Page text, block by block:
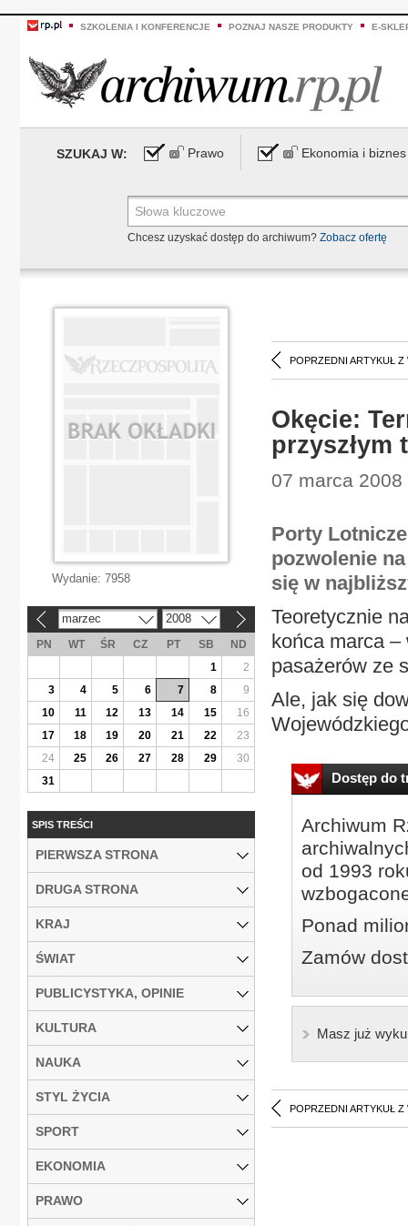
SZKOLENIA I KONFERENCJE POZNAJ NASZE PRODUKTY E-
SZUKAJ W: Prawo Ekonomia i biznes
Chcesz uzyskać dostęp do archiwum? Zobacz ofertę
POPRZEDNI ARTYKUŁ Z
Okęcie:
przyszłym
07 marca
Porty
pozwolenie
się w
Teoretycznie
końca marca –
pasażerów ze
Ale, jak się
Dostęp do
Archiwum
od 1993
Ponad
Zamów
Masz już
POPRZEDNI ARTYKUŁ Z
Wydanie: 7958
marzec 2008
PN WT ŚR CZ PT SB
ND
1
2
3
4 5 6 7 8
9
10
11 12 13 14 15
16
17
18 19 20 21 22
23
24
25 26 27 28 29
30
31
SPIS TREŚCI
PIERWSZA STRONA
DRUGA STRONA
KRAJ
ŚWIAT
PUBLICYSTYKA, OPINIE
KULTURA
NAUKA
STYL ŻYCIA
SPORT
EKONOMIA
PRAWO